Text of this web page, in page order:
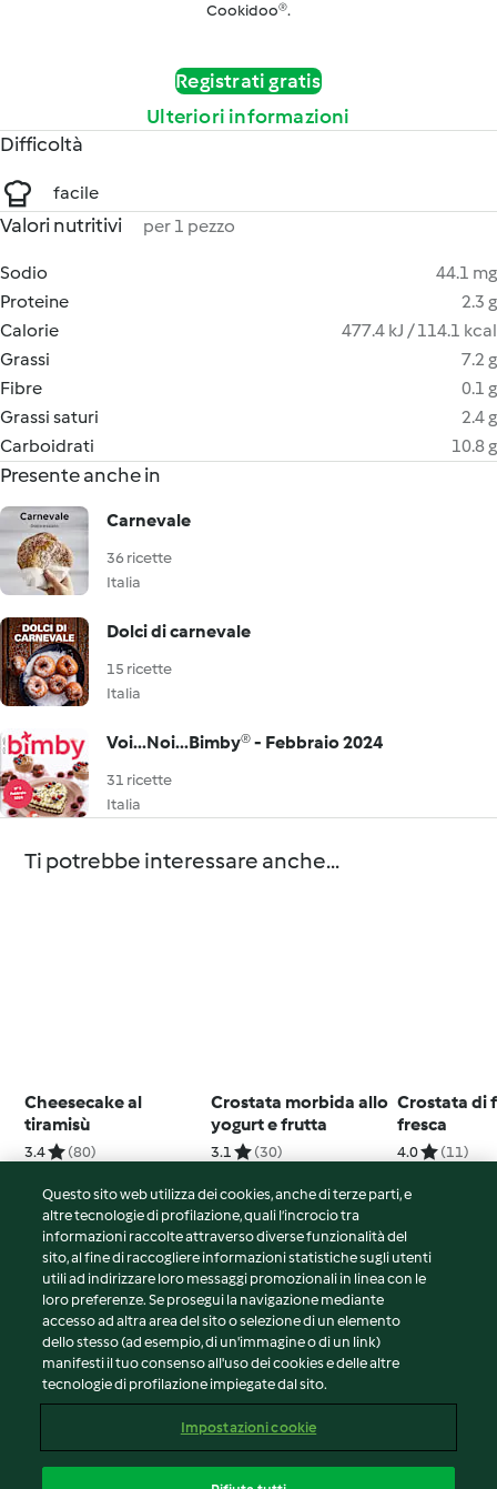
Cookidoo®.
Registrati gratis
Ulteriori informazioni
Difficoltà
facile
Valori nutritivi per 1 pezzo
Sodio
44.1 mg
Proteine
2.3 g
Calorie
477.4 kJ / 114.1 kcal
Grassi
7.2 g
Fibre
0.1 g
Grassi saturi
2.4 g
Carboidrati
10.8 g
Presente anche in
Carnevale
36 ricette
Italia
Dolci di carnevale
15 ricette
Italia
Voi...Noi...Bimby® - Febbraio 2024
31 ricette
Italia
Ti potrebbe interessare anche...
Cheesecake al
tiramisù
3.4 (80)
Crostata morbida allo
yogurt e frutta
3.1 (30)
Crostata di
fresca
4.0 (11)
© Copyright 2026
Termini del servizio
Informativa sulla privacy
Avvertenze generali
Note legali
Contenuto del rapporto
Questo sito web utilizza dei cookies, anche di terze parti, e
altre tecnologie di profilazione, quali l’incrocio tra
informazioni raccolte attraverso diverse funzionalità del
sito, al fine di raccogliere informazioni statistiche sugli utenti
utili ad indirizzare loro messaggi promozionali in linea con le
loro preferenze. Se prosegui la navigazione mediante
accesso ad altra area del sito o selezione di un elemento
dello stesso (ad esempio, di un'immagine o di un link)
manifesti il tuo consenso all'uso dei cookies e delle altre
tecnologie di profilazione impiegate dal sito.
Impostazioni cookie